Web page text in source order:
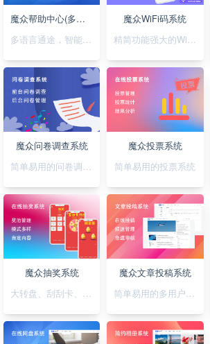
魔众帮助中心(多语言)系统
多语言通途，智能助您，轻松搭建无障碍帮助系统
魔众WiFi码系统
精简功能强大的WiFi码小程序
魔众问卷调查系统
简单易用的问卷调查系统
魔众投票系统
简单易用的投票系统
魔众抽奖系统
大转盘、刮刮卡、积分、红包一站全搞定
魔众文章投稿系统
简单易用的多用户文章投稿系统